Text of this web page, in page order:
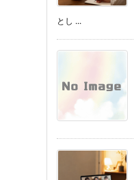
とし ...